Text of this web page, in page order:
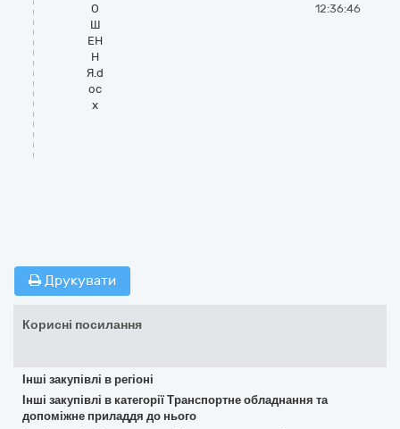
О
Ш
ЕН
Н
Я.d
oc
x
12:36:46
Друкувати
Корисні посилання
Інші закупівлі в регіоні
Інші закупівлі в категорії Транспортне обладнання та
допоміжне приладдя до нього